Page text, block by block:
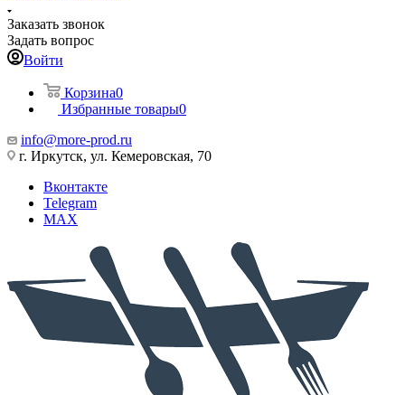
Заказать звонок
Задать вопрос
Войти
Корзина0
Избранные товары0
info@more-prod.ru
г. Иркутск, ул. Кемеровская, 70
Вконтакте
Telegram
MAX